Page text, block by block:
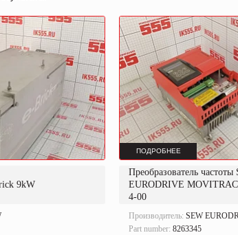
9kW
ПОДРОБНЕЕ
Преобразователь частоты
EURODRIVE
4-00
Производитель: SEW
Part number: 8263345